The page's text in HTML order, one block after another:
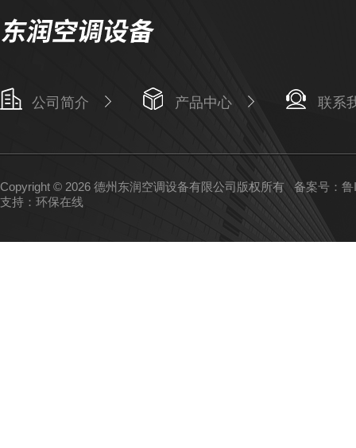
公司简介 产品中心 联系
Copyright © 2026 德州东润空调设备有限公司版权所有备案号：
支持： 环保在线